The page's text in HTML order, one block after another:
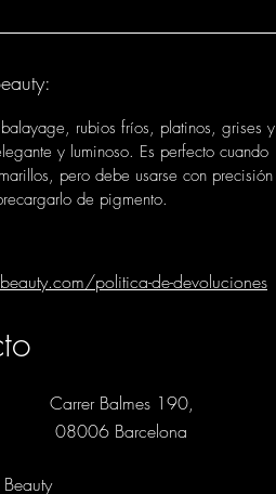
rubios fríos, platinos, grises y
y luminoso. Es perfecto cuando
pero debe usarse con precisión
de pigmento.
politica-de-devoluciones
Carrer Balmes 190,
08006 Barcelona